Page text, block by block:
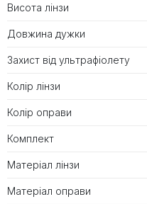
Висота лінзи
Довжина дужки
Захист від ультрафіолету
Колір лінзи
Колір оправи
Комплект
Матеріал лінзи
Матеріал оправи